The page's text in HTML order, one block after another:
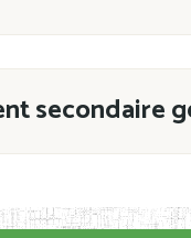
secondaire
CAB du 21